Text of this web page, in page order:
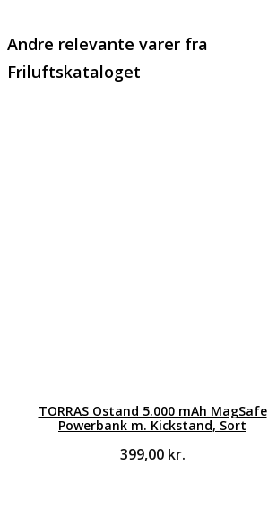
Andre relevante varer fra
Friluftskataloget
TORRAS Ostand 5.000 mAh MagSafe
Powerbank m. Kickstand, Sort
399,00 kr.